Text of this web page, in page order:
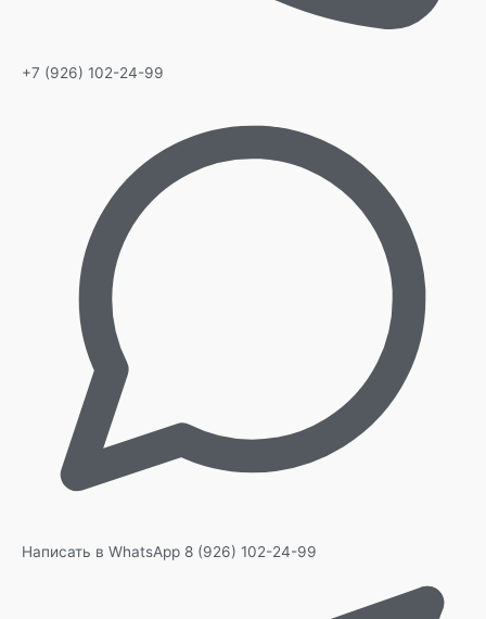
+7 (926) 102-24-99
Написать в WhatsApp 8 (926) 102-24-99